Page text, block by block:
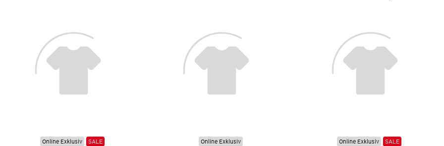
Online Exklusiv SALE Online Exklusiv Online Exklusiv SALE